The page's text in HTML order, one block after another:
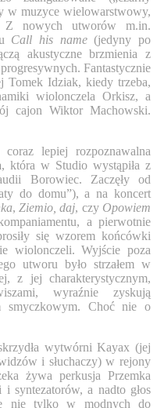
w muzyce wielowarstwowy,
Z nowych utworów m.in.
Call his name(jedyny po
akustyczne brzmienia z
Fantastycznie
Tomek Idziak, kiedy trzeba,
wiolonczela Orkisz, a
cajon Wiktor Machowski.
lepiej rozpoznawalna
, która w Studio wystąpiła z
Borowiec. Zaczęły od
do domu”), a na koncert
, Ziemio, daj, czy Opowiem
a pierwotnie
się wzorem końcówki
wiolonczeli. Wyjście poza
utworu było strzałem w
z jej charakterystycznym,
wyraźnie zyskują
smyczkowym. Choć nie o
wytwórni Kayax (jej
i słuchaczy) w rejony
żywa perkusja Przemka
syntezatorów, a nadto głos
nie tylko w modnych do